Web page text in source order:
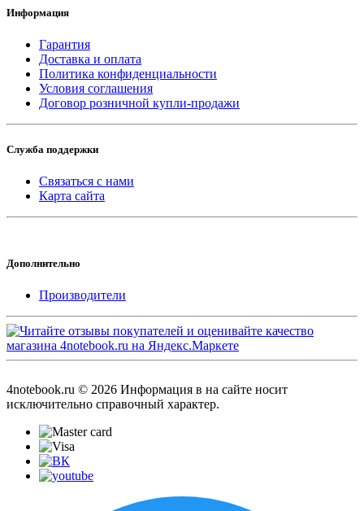
Информация
Гарантия
Доставка и оплата
Политика конфиденциальности
Условия соглашения
Договор розничной купли-продажи
Служба поддержки
Связаться с нами
Карта сайта
Дополнительно
Производители
4notebook.ru © 2026 Информация в на сайте носит
исключительно справочный характер.